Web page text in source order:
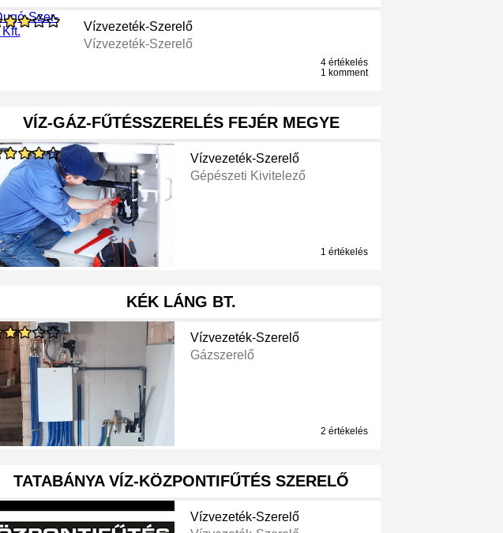
Vízvezeték-Szerelő
Vízvezeték-Szerelő
4 értékelés
1 komment
VÍZ-GÁZ-FŰTÉSSZERELÉS FEJÉR MEGYE
Vízvezeték-Szerelő
Gépészeti Kivitelező
1 értékelés
KÉK LÁNG BT.
Vízvezeték-Szerelő
Gázszerelő
2 értékelés
TATABÁNYA VÍZ-KÖZPONTIFŰTÉS SZERELŐ
Vízvezeték-Szerelő